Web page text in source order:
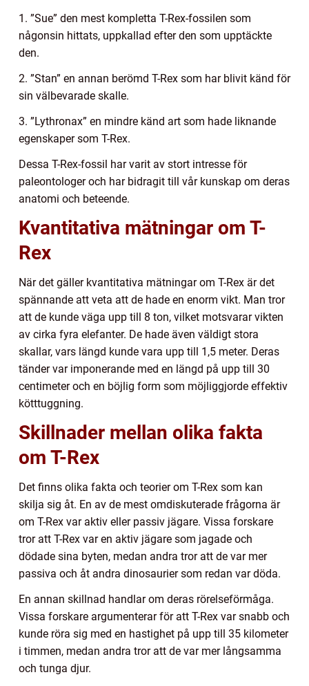
1. ”Sue” den mest kompletta T-Rex-fossilen som
någonsin hittats, uppkallad efter den som upptäckte
den.
2. ”Stan” en annan berömd T-Rex som har blivit känd för
sin välbevarade skalle.
3. ”Lythronax” en mindre känd art som hade liknande
egenskaper som T-Rex.
Dessa T-Rex-fossil har varit av stort intresse för
paleontologer och har bidragit till vår kunskap om deras
anatomi och beteende.
Kvantitativa mätningar om T-
Rex
När det gäller kvantitativa mätningar om T-Rex är det
spännande att veta att de hade en enorm vikt. Man tror
att de kunde väga upp till 8 ton, vilket motsvarar vikten
av cirka fyra elefanter. De hade även väldigt stora
skallar, vars längd kunde vara upp till 1,5 meter. Deras
tänder var imponerande med en längd på upp till 30
centimeter och en böjlig form som möjliggjorde effektiv
kötttuggning.
Skillnader mellan olika fakta
om T-Rex
Det finns olika fakta och teorier om T-Rex som kan
skilja sig åt. En av de mest omdiskuterade frågorna är
om T-Rex var aktiv eller passiv jägare. Vissa forskare
tror att T-Rex var en aktiv jägare som jagade och
dödade sina byten, medan andra tror att de var mer
passiva och åt andra dinosaurier som redan var döda.
En annan skillnad handlar om deras rörelseförmåga.
Vissa forskare argumenterar för att T-Rex var snabb och
kunde röra sig med en hastighet på upp till 35 kilometer
i timmen, medan andra tror att de var mer långsamma
och tunga djur.